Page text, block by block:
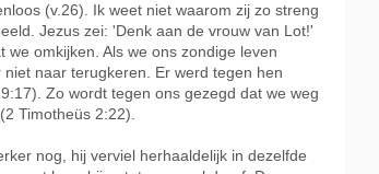
(v.26). Ik weet niet waarom zij zo streng
Jezus zei: 'Denk aan de vrouw van Lot!'
omkijken. Als we ons zondige leven
naar terugkeren. Er werd tegen hen
Zo wordt tegen ons gezegd dat we weg
Timotheüs 2:22).
nog, hij verviel herhaaldelijk in dezelfde